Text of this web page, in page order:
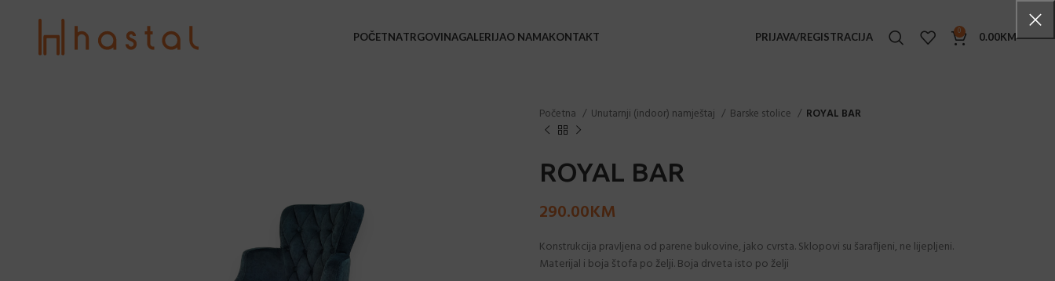
POČETNATRGOVINA
BAŠTENSKI NAMJEŠTAJ
Coffee stolići
Lounge set
Stolice
GALERIJAO NAMAKONTAKT PRIJAVA/REGISTRACIJA 0 0.00KM
Početna Unutarnji (indoor) namještaj Barske stolice ROYAL BAR
ROYAL BAR
290.00KM
Konstrukcija pravljena od parene bukovine, jako cvrsta. Sklopovi su šarafljeni, ne lijepljeni.
Materijal i boja štofa po želji. Boja drveta isto po želji